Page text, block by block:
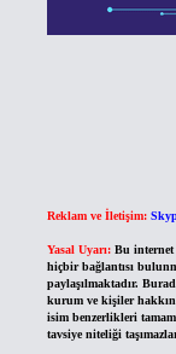
Reklam ve İletişim:
Yasal Uyarı: Bu internet
hiçbir bağlantısı
paylaşılmaktadır.
kurum ve kişiler
isim benzerlikleri
tavsiye niteliği